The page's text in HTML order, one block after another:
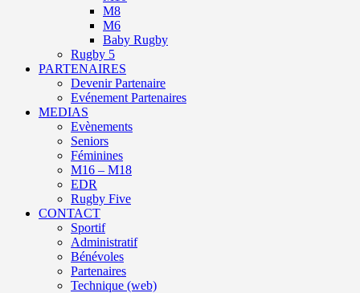
M8
M6
Baby Rugby
Rugby 5
PARTENAIRES
Devenir Partenaire
Evénement Partenaires
MEDIAS
Evènements
Seniors
Féminines
M16 – M18
EDR
Rugby Five
CONTACT
Sportif
Administratif
Bénévoles
Partenaires
Technique (web)